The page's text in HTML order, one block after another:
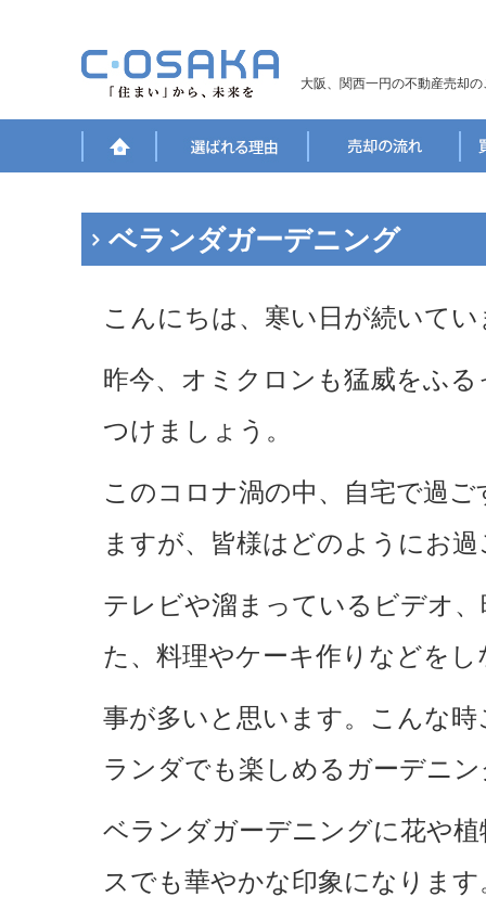
大阪、関西一円の不動産売却
ベランダガーデニング
こんにちは、寒い日が続いて
昨今、オミクロンも猛威をふ
つけましょう。
このコロナ渦の中、自宅で過
ますが、皆様はどのようにお
テレビや溜まっているビデオ、
た、料理やケーキ作りなどを
事が多いと思います。こんな
ランダでも楽しめるガーデニ
ベランダガーデニングに花や
スでも華やかな印象になります